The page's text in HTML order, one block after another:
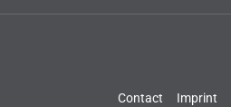
Contact Imprint